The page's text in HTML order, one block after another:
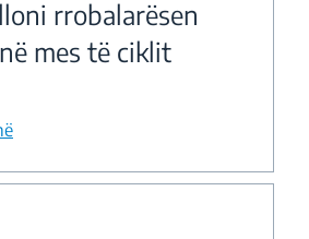
rrobalarësen
mes të ciklit